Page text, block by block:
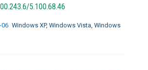
5.100.68.46
06 Windows XP, Windows Vista, Windows